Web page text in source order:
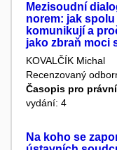
Mezisoudní
norem: jak
komunikují a
jako zbraň moci
KOVALČÍK Michal
Recenzovaný
Časopis pro
vydání: 4
Na koho se